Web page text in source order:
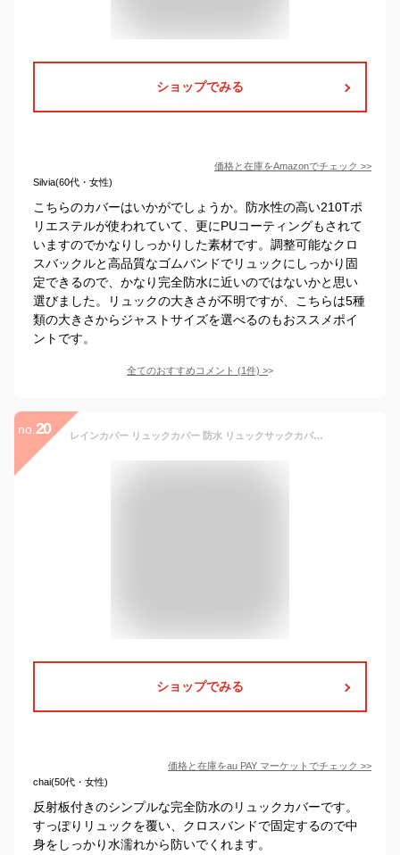
ショップでみる
価格と在庫をAmazonでチェック >>
Silvia(60代・女性)
こちらのカバーはいかがでしょうか。防水性の高い210Tポ
リエステルが使われていて、更にPUコーティングもされて
いますのでかなりしっかりした素材です。調整可能なクロ
スバックルと高品質なゴムバンドでリュックにしっかり固
定できるので、かなり完全防水に近いのではないかと思い
選びました。リュックの大きさが不明ですが、こちらは5種
類の大きさからジャストサイズを選べるのもおススメポイ
ントです。
全てのおすすめコメント (1件) >
no. 20 レインカバー リュックカバー 防水 リュックサックカバー ザックカバー 雨用 反射材 完全防水 ベルト ブラック M
ショップでみる
価格と在庫をau PAY マーケット でチェック >>
chai(50代・女性)
反射板付きのシンプルな完全防水のリュックカバーです。
すっぽりリュックを覆い、クロスバンドで固定するので中
身をしっかり水濡れから防いでくれます。